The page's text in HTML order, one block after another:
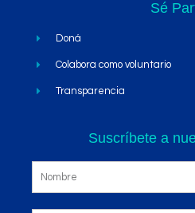
Sé
Doná
Colabora como voluntario
Transparencia
Suscríbete a